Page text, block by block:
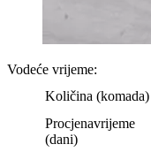
Vodeće vrijeme:
Količina (komada)
Procjenavrijeme
(dani)